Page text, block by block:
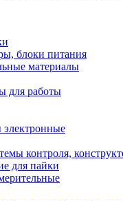
блоки питания
материалы
для работы
контроля,
для пайки